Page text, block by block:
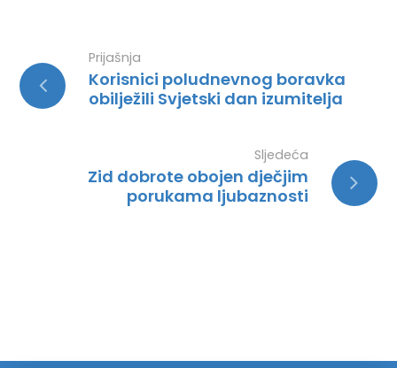
Prijašnja
Korisnici poludnevnog boravka
obilježili Svjetski dan izumitelja
Sljedeća
Zid dobrote obojen dječjim
porukama ljubaznosti